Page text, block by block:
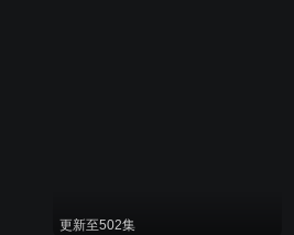
更新至502集